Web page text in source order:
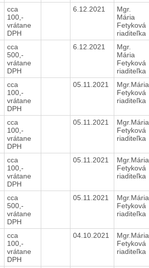
cca
100,-
vrátane
DPH
6.12.2021
Mgr.
Mária
Fetyková
riaditeľka
cca
500,-
vrátane
DPH
6.12.2021
Mgr.
Mária
Fetyková
riaditeľka
cca
100,-
vrátane
DPH
05.11.2021
Mgr.Mária
Fetyková
riaditeľka
cca
100,-
vrátane
DPH
05.11.2021
Mgr.Mária
Fetyková
riaditeľka
cca
100,-
vrátane
DPH
05.11.2021
Mgr.Mária
Fetyková
riaditeľka
cca
500,-
vrátane
DPH
05.11.2021
Mgr.Mária
Fetyková
riaditeľka
cca
100,-
vrátane
DPH
04.10.2021
Mgr.Mária
Fetyková
riaditeľka